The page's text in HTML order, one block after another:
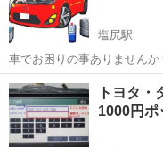
塩尻駅
車でお困りの事ありません
タイヤ交換 タイヤ組み替え
らお見積もり、対応までご
です 記載されている番...
長野 塩尻市 塩尻駅
トヨタ
1000円